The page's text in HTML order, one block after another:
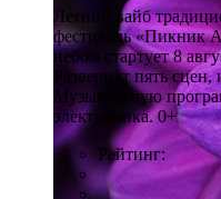
Летний вайб
фестиваль «Пикник
небом стартует 8
Развернут пять
Музыкальную
электроника. 0+
Рейтинг: